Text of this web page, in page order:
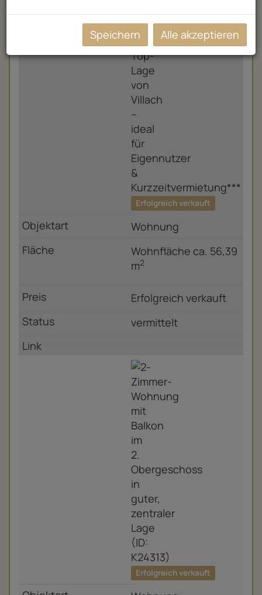
Erfolgreich verkauft
Wohnung
Wohnfläche ca. 56,39
m2
Erfolgreich verkauft
vermittelt
Erfolgreich verkauft
Speichern Alle akzeptieren